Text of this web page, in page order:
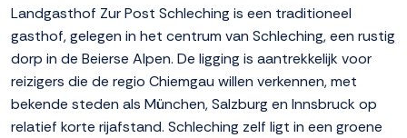
Landgasthof Zur Post Schleching is een traditioneel
gasthof, gelegen in het centrum van Schleching, een rustig
dorp in de Beierse Alpen. De ligging is aantrekkelijk voor
reizigers die de regio Chiemgau willen verkennen, met
bekende steden als München, Salzburg en Innsbruck op
relatief korte rijafstand. Schleching zelf ligt in een groene